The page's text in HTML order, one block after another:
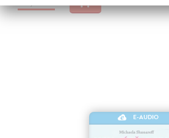
E-AUDIO